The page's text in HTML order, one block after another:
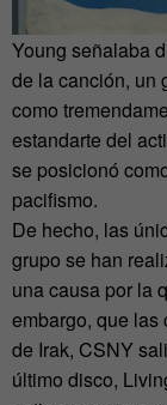
Young señalaba
de la canción, un
como
estandarte del
se posicionó
pacifismo.
De hecho, las
grupo se han
una causa por la
embargo, que las
de Irak, CSNY
último disco,